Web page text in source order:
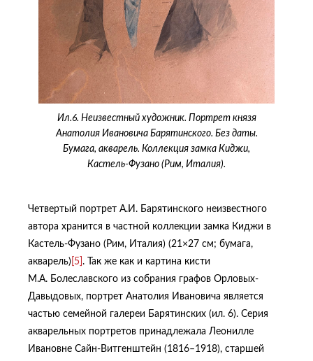
Ил.6. Неизвестный художник. Портрет князя
Анатолия Ивановича Барятинского. Без даты.
Бумага, акварель. Коллекция замка Киджи,
Кастель-Фузано (Рим, Италия).
Четвертый портрет А.И. Барятинского неизвестного
автора хранится в частной коллекции замка Киджи в
Кастель-Фузано (Рим, Италия) (21×27 см; бумага,
акварель) [5] . Так же как и картина кисти
М.А. Болеславского из собрания графов Орловых-
Давыдовых, портрет Анатолия Ивановича является
частью семейной галереи Барятинских (ил. 6). Серия
акварельных портретов принадлежала Леонилле
Ивановне Сайн-Витгенштейн (1816–1918), старшей